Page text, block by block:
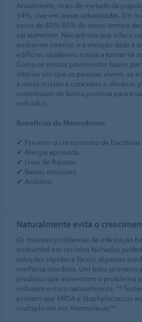
Atualmente, mais de metade da
54%, vive em zonas urbanizadas. Em
cerca de 80%-90% do nosso tempo
vai aumentar. Não admira que o foco
ambiente interior, e a atenção dada à
edifícios saudáveis, esteja a tornar-se
Como os nossos pavimentos fazem
interior em que as pessoas vivem, se
a nossa missão é conceber e oferecer
contribuam de forma positiva para a
indivíduo.
Benefícios do Marmoleum:
✔ Prevenir o crescimento de bactérias
✔ Alergia aprovada
✔ Livre de ftalatos
✔ Baixas emissões
✔ Acústico
Naturalmente evita o
Os maiores problemas de infestação
ambiental em recintos fechados
soluções rápidas e fáceis, algumas
melhoria imediata. Um bom primeiro
produtos que aumentam o problema
reduzem o risco naturalmente. **
provam que MRSA e Staphylococcus
multiplicam em Marmoleum**.